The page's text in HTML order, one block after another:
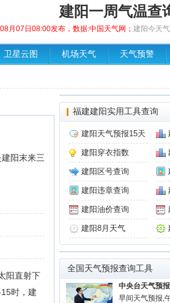
建阳一周气温查
08月07日08:00发布，数据:中国天气网； 建阳今天
卫星云图 机场天气 天气预警
阳末来三
阳直射下
时，建
福建建阳实用工具查询
建阳天气预报15天
建阳穿衣指数
建阳区号查询
建阳违章查询
建阳油价查询
建阳8月天气
全国天气预报查询工具
中央台天气预
早间天气预报,